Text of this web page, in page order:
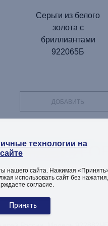
Серьги из белого
золота с
бриллиантами
922065Б
ДОБАВИТЬ
заказать
технологии на
нашего сайта. Нажимая
использовать сайт без
согласие.